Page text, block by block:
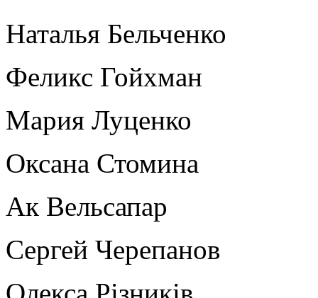
Наталья Бельченко
Феликс Гойхман
Мария Луценко
Оксана Стомина
Ак Вельсапар
Сергей Черепанов